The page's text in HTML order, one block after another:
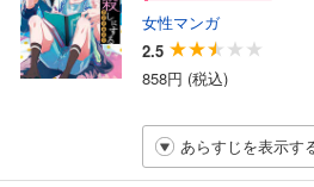
女性マンガ
2.5
858円 (税込)
あらすじを表示す